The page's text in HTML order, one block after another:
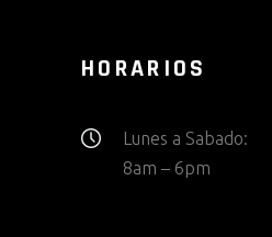
HORARIOS
Lunes a Sabado:
8am – 6pm